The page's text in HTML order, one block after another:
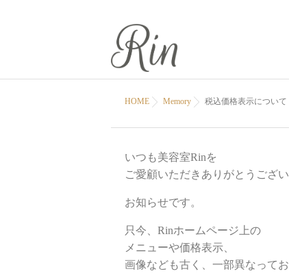
HOME Memory 税込価格表示について
いつも美容室Rinを
ご愛顧いただきありがとうござい
お知らせです。
只今、Rinホームページ上の
メニューや価格表示、
画像なども古く、一部異なってお